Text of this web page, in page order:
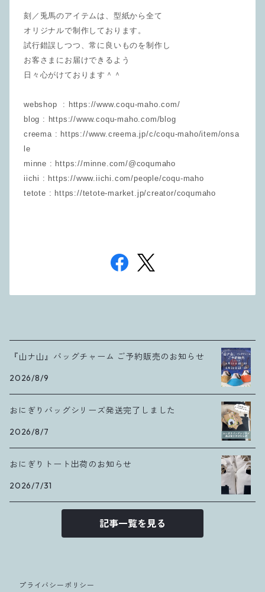
刻／兎馬のアイテムは、型紙から全て
オリジナルで制作しております。
試行錯誤しつつ、常に良いものを制作し
お客さまにお届けできるよう
日々心がけております＾＾
webshop : https://www.coqu-maho.com/
blog : https://www.coqu-maho.com/blog
creema : https://www.creema.jp/c/coqu-maho/item/onsa
le
minne : https://minne.com/@coqumaho
iichi : https://www.iichi.com/people/coqu-maho
tetote : https://tetote-market.jp/creator/coqumaho
『山ナ山』バッグチャーム ご予約販売のお知らせ
2026/8/9
おにぎりバッグシリーズ発送完了しました
2026/8/7
おにぎりトート出荷のお知らせ
2026/7/31
記事一覧を見る
プライバシーポリシー